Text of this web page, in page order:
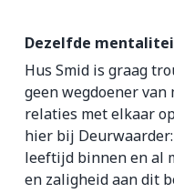
Dezelfde
Hus Smid is graag
geen wegdoener van
relaties met elkaar
hier bij
leeftijd binnen en al
en zaligheid aan dit